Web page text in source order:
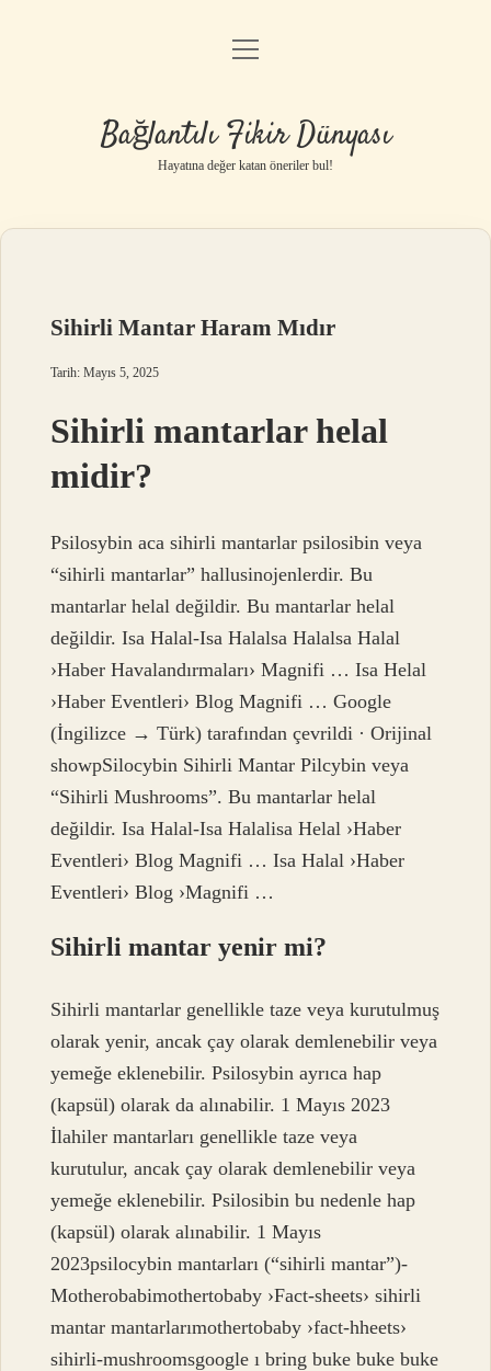
Anasayfa
Yasal Uyarı
menüyü
Bağlantılı Fikir Dünyası
Hayatına değer katan öneriler bul!
Sihirli Mantar Haram Mıdır
Tarih: Mayıs 5, 2025
Sihirli mantarlar helal
midir?
Psilosybin aca sihirli mantarlar psilosibin veya
“sihirli mantarlar” hallusinojenlerdir. Bu
mantarlar helal değildir. Bu mantarlar helal
değildir. Isa Halal-Isa Halalsa Halalsa Halal
›Haber Havalandırmaları› Magnifi … Isa Helal
›Haber Eventleri› Blog Magnifi … Google
(İngilizce → Türk) tarafından çevrildi · Orijinal
showpSilocybin Sihirli Mantar Pilcybin veya
“Sihirli Mushrooms”. Bu mantarlar helal
değildir. Isa Halal-Isa Halalisa Helal ›Haber
Eventleri› Blog Magnifi … Isa Halal ›Haber
Eventleri› Blog ›Magnifi …
Sihirli mantar yenir mi?
Sihirli mantarlar genellikle taze veya kurutulmuş
olarak yenir, ancak çay olarak demlenebilir veya
yemeğe eklenebilir. Psilosybin ayrıca hap
(kapsül) olarak da alınabilir. 1 Mayıs 2023
İlahiler mantarları genellikle taze veya
kurutulur, ancak çay olarak demlenebilir veya
yemeğe eklenebilir. Psilosibin bu nedenle hap
(kapsül) olarak alınabilir. 1 Mayıs
2023psilocybin mantarları (“sihirli mantar”)-
Motherobabimothertobaby ›Fact-sheets› sihirli
mantar mantarlarımothertobaby ›fact-hheets›
sihirli-mushroomsgoogle ı bring buke buke buke